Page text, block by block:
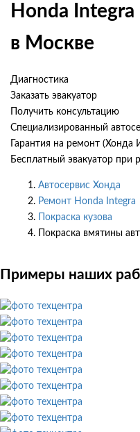
Honda
в Москве
Диагностика
Заказать эвакуатор
Получить консультацию
Специализированный
Гарантия на ремонт (Хонда
Бесплатный эвакуатор при
Автосервис Хонда
Ремонт Honda Integra
Покраска кузова
Покраска вмятины
Примеры наших